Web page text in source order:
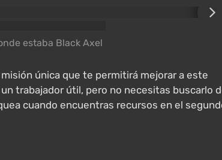
estaba Black Axel
única que te permitirá mejorar a este
trabajador útil, pero no necesitas buscarlo
cuando encuentras recursos en el